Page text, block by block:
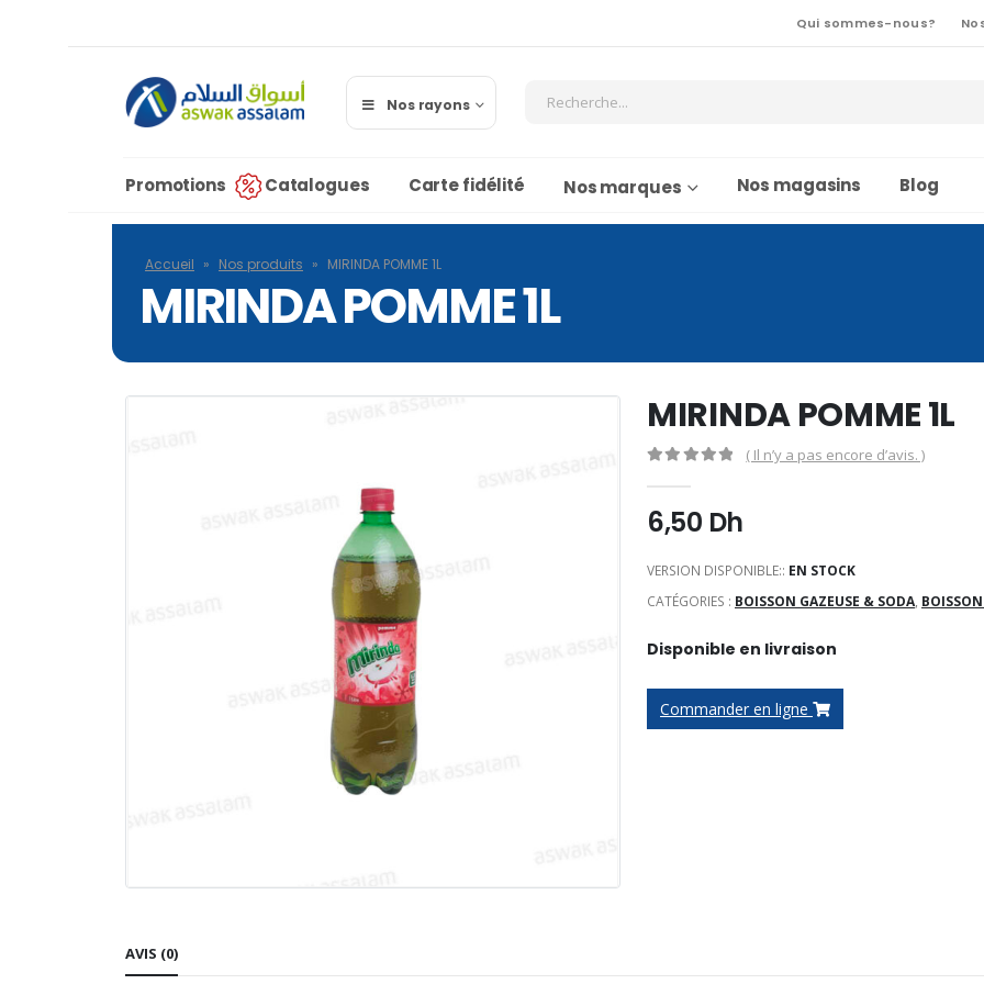
Qui sommes-nous?
Nos rayons
Promotions Catalogues Carte fidélité Nos marques Nos magasins Blog
Accueil » Nos produits » MIRINDA POMME 1L
MIRINDA POMME 1L
MIRINDA POMME 1L
( Il n’y a pas encore d’avis. )
6,50 Dh
VERSION DISPONIBLE:: EN STOCK
CATÉGORIES : BOISSON GAZEUSE & SODA,
Disponible en livraison
Commander en ligne
AVIS (0)